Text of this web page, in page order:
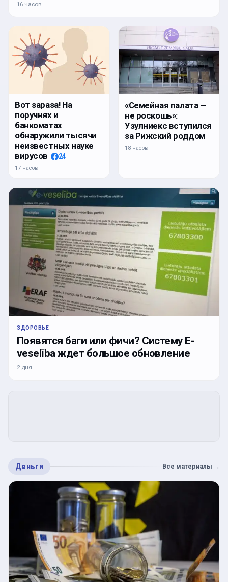
16 часов
Вот зараза! На
поручнях и
банкоматах
обнаружили тысячи
неизвестных науке
вирусов
24
17 часов
«Семейная палата —
не роскошь»:
Узулниекс вступился
за Рижский роддом
18 часов
ЗДОРОВЬЕ
Появятся баги или фичи? Систему E-
veselība ждет большое обновление
2 дня
Деньги Все материалы →